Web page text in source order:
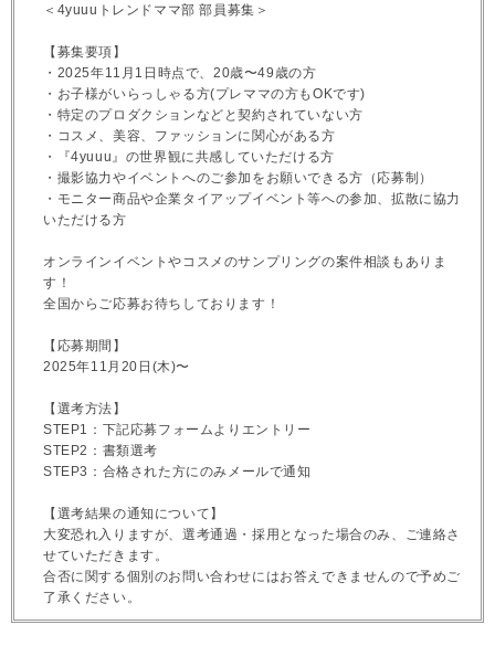
＜4yuuuトレンドママ部 部員募集＞
【募集要項】
・2025年11月1日時点で、20歳〜49歳の方
・お子様がいらっしゃる方(プレママの方もOKです)
・特定のプロダクションなどと契約されていない方
・コスメ、美容、ファッションに関心がある方
・『4yuuu』の世界観に共感していただける方
・撮影協力やイベントへのご参加をお願いできる方（応募制）
・モニター商品や企業タイアップイベント等への参加、拡散に協力
いただける方
オンラインイベントやコスメのサンプリングの案件相談もありま
す！
全国からご応募お待ちしております！
【応募期間】
2025年11月20日(木)〜
【選考方法】
STEP1：下記応募フォームよりエントリー
STEP2：書類選考
STEP3：合格された方にのみメールで通知
【選考結果の通知について】
大変恐れ入りますが、選考通過・採用となった場合のみ、ご連絡さ
せていただきます。
合否に関する個別のお問い合わせにはお答えできませんので予めご
了承ください。